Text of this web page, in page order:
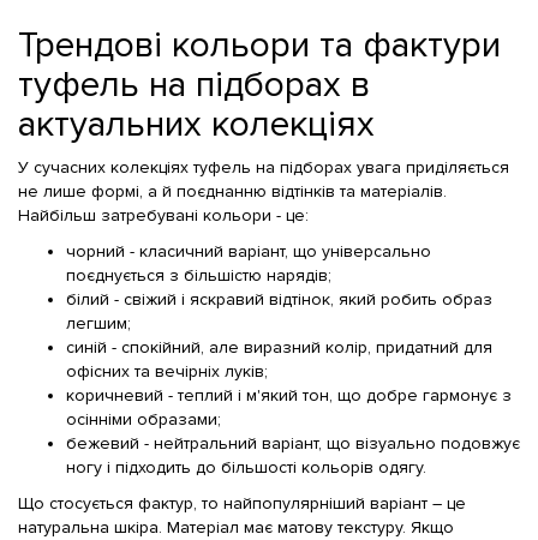
Трендові кольори та фактури
туфель на підборах в
актуальних колекціях
У сучасних колекціях туфель на підборах увага приділяється
не лише формі, а й поєднанню відтінків та матеріалів.
Найбільш затребувані кольори - це:
чорний - класичний варіант, що універсально
поєднується з більшістю нарядів;
білий - свіжий і яскравий відтінок, який робить образ
легшим;
синій - спокійний, але виразний колір, придатний для
офісних та вечірніх луків;
коричневий - теплий і м'який тон, що добре гармонує з
осінніми образами;
бежевий - нейтральний варіант, що візуально подовжує
ногу і підходить до більшості кольорів одягу.
Що стосується фактур, то найпопулярніший варіант – це
натуральна шкіра. Матеріал має матову текстуру. Якщо